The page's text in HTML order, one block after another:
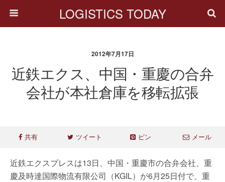
LOGISTICS TODAY
2012年7月17日
近鉄エクス、中国・重慶の合弁
会社が本社倉庫を移転拡張
共有 ツイート ピン メール
近鉄エクスプレスは13日、中国・重慶市の合弁会社、重
慶及時達国際物流有限公司（KGIL）が6月25日付で、重